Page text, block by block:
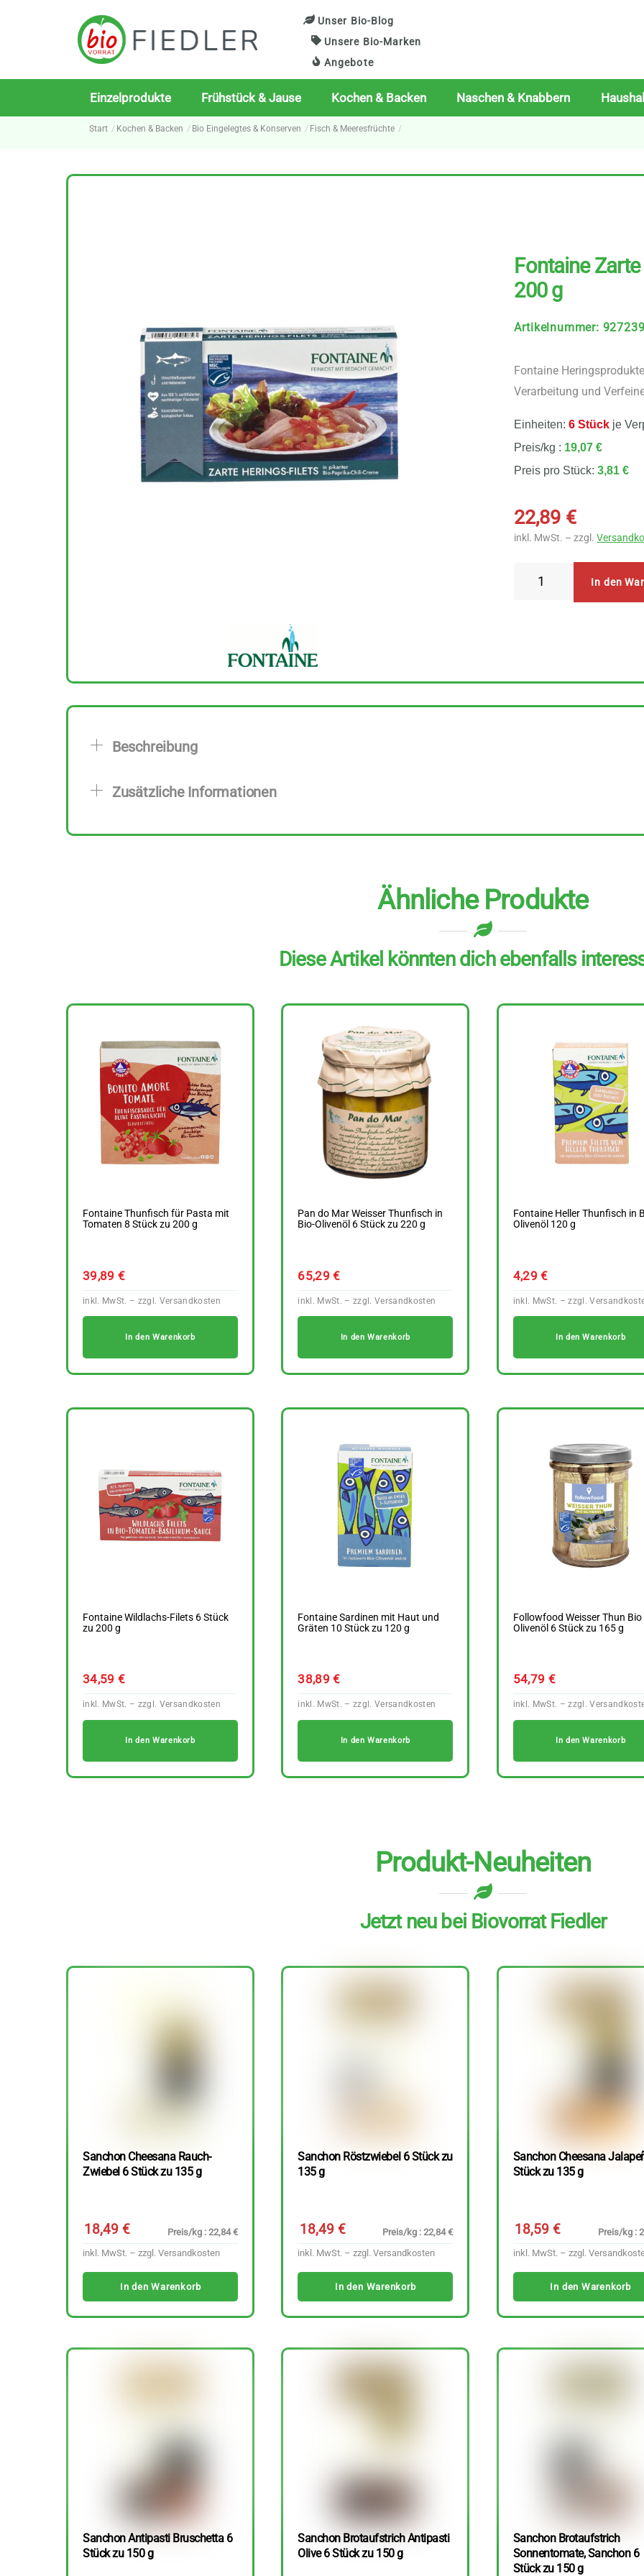
Unser Bio-Blog
Unsere Bio-Marken
Angebote
Einzelprodukte Frühstück & Jause Kochen & Backen Naschen & Knabbern
Start Kochen & Backen Bio Eingelegtes & Konserven Fisch & Meeresfrüchte
Fontaine
200 g
Artikelnummer:
Fontaine
Verarbeitung und
Einheiten:6 Stück je
Preis/kg : 19,07 €
Preis pro Stück:3,81 €
22,89 €
inkl. MwSt. – zzgl.
In den
Beschreibung
Zusätzliche Informationen
Ähnliche Produkte
Diese Artikel könnten dich ebenfalls
Fontaine Thunfisch für Pasta mit
Tomaten 8 Stück zu 200 g
39,89€
In den Warenkorb
Pan do Mar Weisser Thunfisch in
Bio-Olivenöl 6 Stück zu 220 g
65,29€
In den Warenkorb
Fontaine Heller Thunfisch in
Olivenöl 120 g
4,29€
In den Warenkorb
Fontaine Wildlachs-Filets 6 Stück
zu 200 g
34,59€
In den Warenkorb
Fontaine Sardinen mit Haut und
Gräten 10 Stück zu 120 g
38,89€
In den Warenkorb
Followfood Weisser Thun Bio
Olivenöl 6 Stück zu 165 g
54,79 €
In den Warenkorb
Produkt-Neuheiten
Jetzt neu bei Biovorrat Fiedler
Sanchon Cheesana Rauch-
Zwiebel 6 Stück zu 135 g
18,49€
Preis/kg : 22,84 €
inkl. MwSt. – zzgl. Versandkosten
In den Warenkorb
Sanchon Röstzwiebel 6 Stück zu
135 g
18,49 €
Preis/kg : 22,84 €
inkl. MwSt. – zzgl.Versandkosten
In den Warenkorb
Sanchon Cheesana
Stück zu 135 g
18,59 €
Preis/kg :
inkl. MwSt. – zzgl.
In den Warenkorb
Sanchon Antipasti Bruschetta 6
Stück zu 150 g
Sanchon Brotaufstrich Antipasti
Olive 6 Stück zu 150 g
Sanchon Brotaufstrich
Sonnentomate, Sanchon 6
Stück zu 150 g